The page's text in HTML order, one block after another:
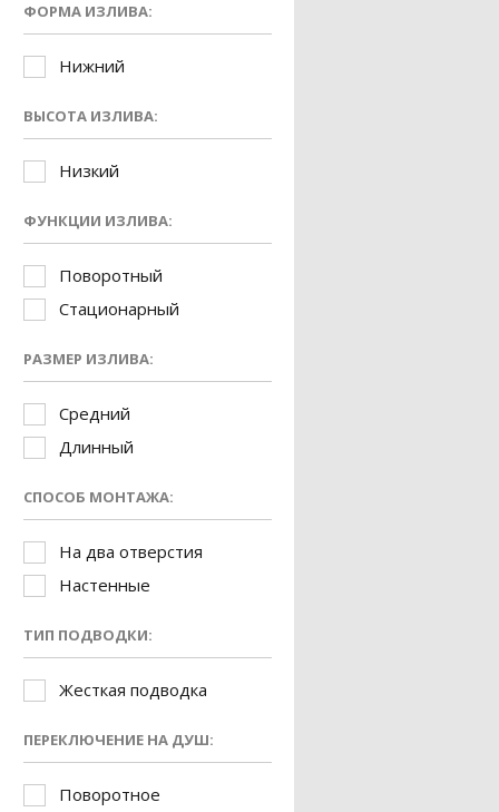
ФОРМА ИЗЛИВА:
Нижний
ВЫСОТА ИЗЛИВА:
Низкий
ФУНКЦИИ ИЗЛИВА:
Поворотный
Стационарный
РАЗМЕР ИЗЛИВА:
Средний
Длинный
СПОСОБ МОНТАЖА:
На два отверстия
Настенные
ТИП ПОДВОДКИ:
Жесткая подводка
ПЕРЕКЛЮЧЕНИЕ НА ДУШ:
Поворотное